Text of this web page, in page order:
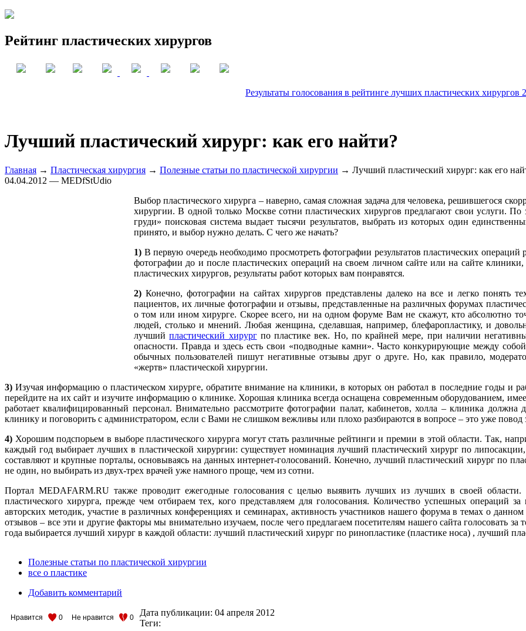
Рейтинг пластических хирургов
Результаты голосования в рейтинге лучших пластических хирургов
Лучший пластический хирург: как его найти?
Главная → Пластическая хирургия → Полезные статьи по пластической хирургии → Лучший пластический хирург: как его
04.04.2012 — MEDfStUdio
Выбор пластического хирурга – наверно, самая сложная задача для человека, решившегося
хирургии. В одной только Москве сотни пластических хирургов предлагают свои услуги. По
груди» поисковая система выдает тысячи результатов, выбрать из которых один
принято, и выбор нужно делать. С чего же начать?
1) В первую очередь необходимо просмотреть фотографии результатов пластических
фотографии до и после пластических операций на своем личном сайте или на сайте
пластических хирургов, результаты работ которых вам понравятся.
2)Конечно, фотографии на сайтах хирургов представлены далеко на все и легко понять
пациентов, их личные фотографии и отзывы, представленные на различных форумах
о том или ином хирурге. Скорее всего, ни на одном форуме Вам не скажут, кто абсолютно
людей, столько и мнений. Любая женщина, сделавшая, например, блефаропластику, и
лучшийпластический хирургпо пластике век. Но, по крайней мере, при наличии
опасности. Правда и здесь есть свои «подводные камни». Часто конкурирующие между
обычных пользователей пишут негативные отзывы друг о друге. Но, как правило,
«жертв» пластической хирургии.
3)Изучая информацию о пластическом хирурге, обратите внимание на клиники, в которых он работал в последние годы и
перейдите на их сайт и изучите информацию о клинике. Хорошая клиника всегда оснащена современным оборудованием,
работает квалифицированный персонал. Внимательно рассмотрите фотографии палат, кабинетов, холла – клиника должна
клинику и поговорить с администратором, если с Вами не слишком вежливы или плохо разбираются в вопросе – это уже повод
4) Хорошим подспорьем в выборе пластического хирурга могут стать различные рейтинги и премии в этой области. Так,
каждый год выбирает лучших в пластической хирургии: существует номинация лучший пластический хирург по
составляют и крупные порталы, основываясь на данных интернет-голосований. Конечно, лучший пластический хирург по
не один, но выбирать из двух-трех врачей уже намного проще, чем из сотни.
Портал MEDAFARM.RU также проводит ежегодные голосования с целью выявить лучших из лучших в своей
пластического хирурга, прежде чем отбираем тех, кого представляем для голосования. Количество успешных операций
авторских методик, участие в различных конференциях и семинарах, активность участников нашего форума в темах о
отзывов – все эти и другие факторы мы внимательно изучаем, после чего предлагаем посетителям нашего сайта голосовать
года выбирается лучший хирург в каждой области: лучший пластический хирург по ринопластике (пластике носа) , лучший
Полезные статьи по пластической хирургии
все о пластике
Добавить комментарий
Нравится 0 Не нравится 0 Дата публикации: 04 апреля 2012
Теги: